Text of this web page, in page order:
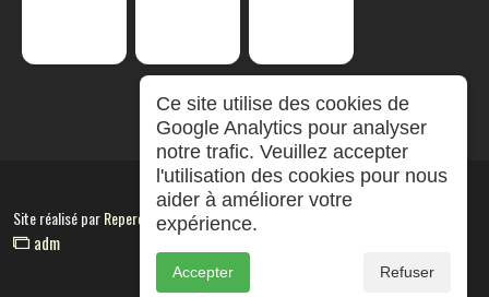
Site réalisé parRepereCom
adm
Ce site utilise des cookies de
Google Analytics pour analyser
notre trafic. Veuillez accepter
l'utilisation des cookies pour nous
aider à améliorer votre
expérience.
Accepter Refuser